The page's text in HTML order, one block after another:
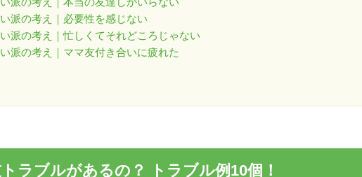
派の考え｜必要性を感じない
派の考え｜忙しくてそれどころじゃない
派の考え｜ママ友付き合いに疲れた
トラブルがあるの？ トラブル例10個！